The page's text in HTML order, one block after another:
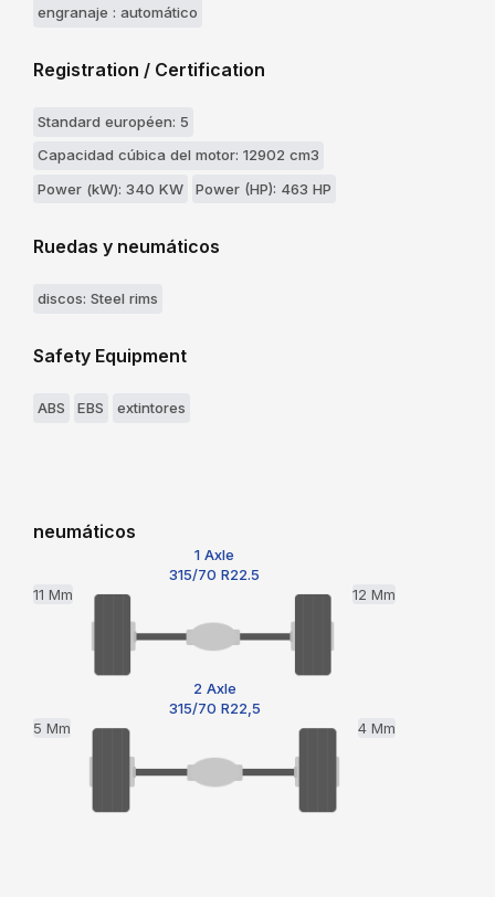
engranaje : automático
Registration / Certification
Standard européen: 5
Capacidad cúbica del motor: 12902 cm3
Power (kW): 340 KW
Power (HP): 463 HP
Ruedas y neumáticos
discos: Steel rims
Safety Equipment
ABS EBS extintores
neumáticos
1 Axle
315/70 R22.5
11 Mm
12 Mm
2 Axle
315/70 R22,5
5 Mm
4 Mm